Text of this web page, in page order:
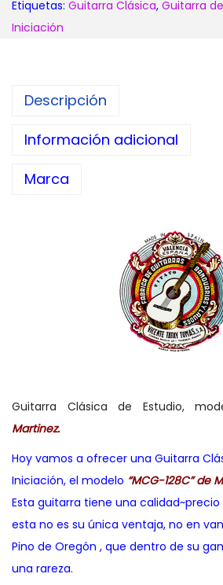
Etiquetas: Guitarra Clásica, Guitarra
Iniciación
Descripción
Información adicional
Marca
Guitarra Clásica de Estudio,
Martinez.
Hoy vamos a ofrecer una Guitarra
Iniciación, el modelo “MCG-128C” de
Esta guitarra tiene una
esta no es su única ventaja, no en
Pino de Oregón , que dentro de su
una rareza.